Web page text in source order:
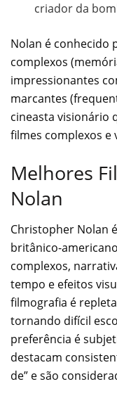
criador da
Nolan é conhecido
complexos
impressionantes
marcantes
cineasta visionário
filmes complexos
Melhores
Nolan
Christopher Nolan
britânico-
complexos,
tempo e efeitos
filmografia é
tornando difícil
preferência é
destacam
de” e são